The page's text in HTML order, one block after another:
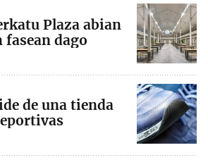
Plaza abian
dago
de una tienda